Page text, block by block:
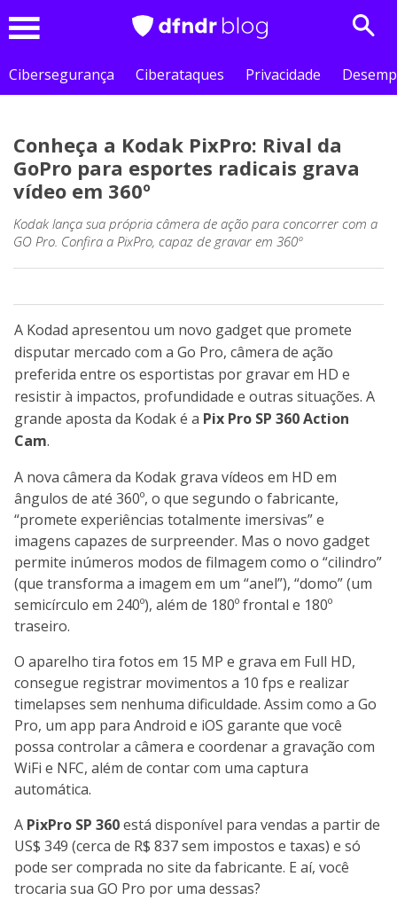
Cibersegurança
Ciberataques Privacidade
Conheça a Kodak PixPro: Rival da
GoPro para esportes radicais grava
vídeo em 360º
Kodak lança sua própria câmera de ação para concorrer com a
GO Pro. Confira a PixPro, capaz de gravar em 360º
A Kodad apresentou um novo gadget que promete
disputar mercado com a Go Pro, câmera de ação
preferida entre os esportistas por gravar em HD e
resistir à impactos, profundidade e outras situações. A
grande aposta da Kodak é a Pix Pro SP 360 Action
Cam.
A nova câmera da Kodak grava vídeos em HD em
ângulos de até 360º, o que segundo o fabricante,
“promete experiências totalmente imersivas” e
imagens capazes de surpreender. Mas o novo gadget
permite inúmeros modos de filmagem como o “cilindro”
(que transforma a imagem em um “anel”), “domo” (um
semicírculo em 240º), além de 180º frontal e 180º
traseiro.
O aparelho tira fotos em 15 MP e grava em Full HD,
consegue registrar movimentos a 10 fps e realizar
timelapses sem nenhuma dificuldade. Assim como a Go
Pro, um app para Android e iOS garante que você
possa controlar a câmera e coordenar a gravação com
WiFi e NFC, além de contar com uma captura
automática.
A PixPro SP 360está disponível para vendas a partir de
US$ 349 (cerca de R$ 837 sem impostos e taxas) e só
pode ser comprada no site da fabricante. E aí, você
trocaria sua GO Pro por uma dessas?